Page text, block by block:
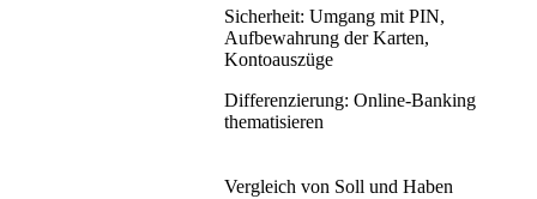
Sicherheit: Umgang mit PIN,
Aufbewahrung der Karten,
Kontoauszüge
Differenzierung: Online-Banking
thematisieren
Vergleich von Soll und Haben